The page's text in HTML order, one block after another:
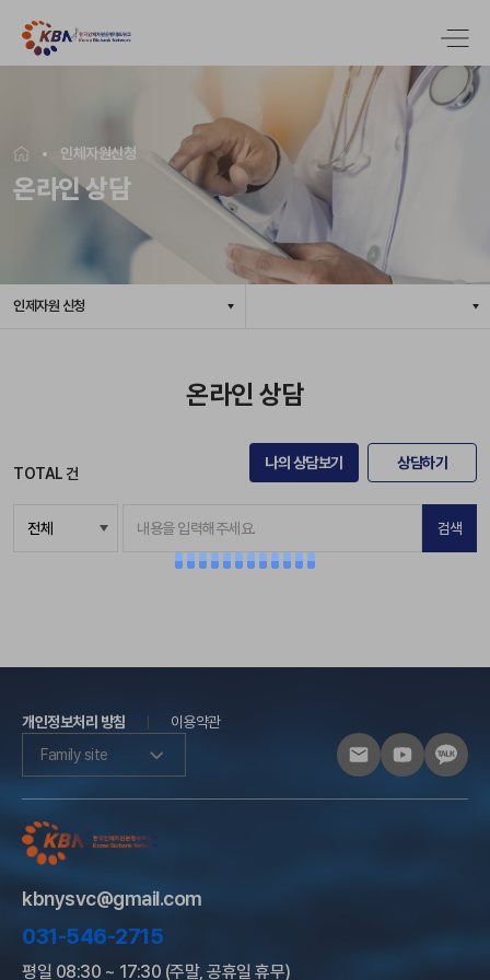
인체자원신청
온라인 상담
인제자원 신청
온라인 상담
TOTAL 건
나의 상담보기 상담하기
검색
개인정보처리 방침
이용약관
Family site
kbnysvc@gmail.com
031-546-2715
평일 08:30 ~ 17:30 (주말, 공휴일 휴무)